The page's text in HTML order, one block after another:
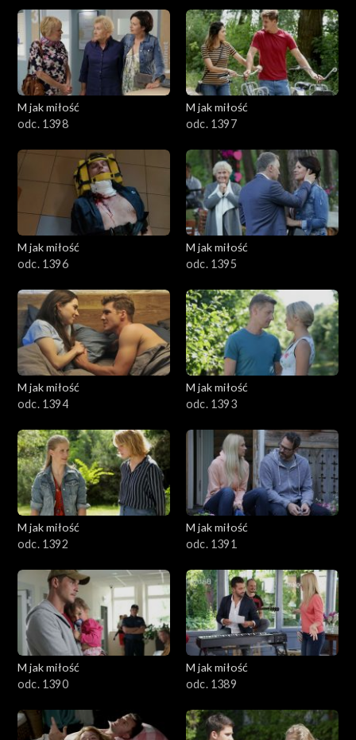
1501–1600
1401–1500
1301–1400
1101–1200
1001–1100
901–1000
801–900
701–800
601–700
401–500
301–400
201–300
101–200
1–100
M jak miłość
odc. 1398
M jak miłość
odc. 1397
M jak miłość
odc. 1396
M jak miłość
odc. 1395
M jak miłość
odc. 1394
M jak miłość
odc. 1393
M jak miłość
odc. 1392
M jak miłość
odc. 1391
M jak miłość
odc. 1390
M jak miłość
odc. 1389